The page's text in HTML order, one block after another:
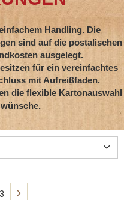
Handling. Die
sind auf die postalischen
ausgelegt.
für ein vereinfachtes
mit Aufreißfaden.
die flexible Kartonauswahl